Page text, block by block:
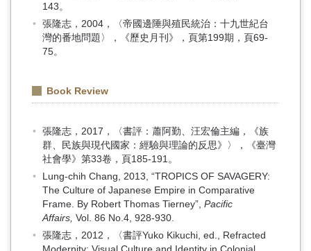
143。
張隆志，2004，〈帝國邊陲與殖民統治：十九世紀台
灣的番地問題〉，《歷史月刊》，頁第199期，頁69-
75。
Book Review
張隆志，2017，〈書評：蕭阿勤、汪宏倫主編，《族
群、民族與現代國家：經驗與理論的反思》〉，《臺灣
社會學》第33卷，頁185-191。
Lung-chih Chang, 2013, “TROPICS OF SAVAGERY:
The Culture of Japanese Empire in Comparative
Frame. By Robert Thomas Tierney”, Pacific
Affairs, Vol. 86 No.4, 928-930.
張隆志，2012，〈書評Yuko Kikuchi, ed., Refracted